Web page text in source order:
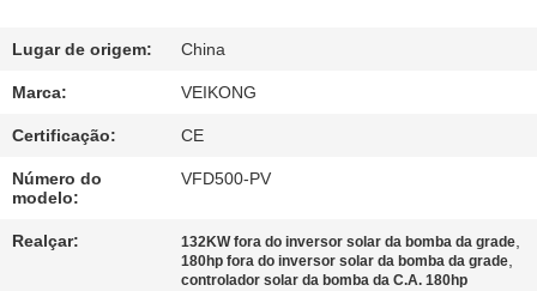
PEÇA
UMAS
CITAÇÕES
MAPA
Lugar de origem: China
Marca: VEIKONG
Certificação: CE
Número do
modelo:
VFD500-PV
Realçar: 132KW fora do inversor solar da bomba da grade,
180hp fora do inversor solar da bomba da grade,
controlador solar da bomba da C.A. 180hp